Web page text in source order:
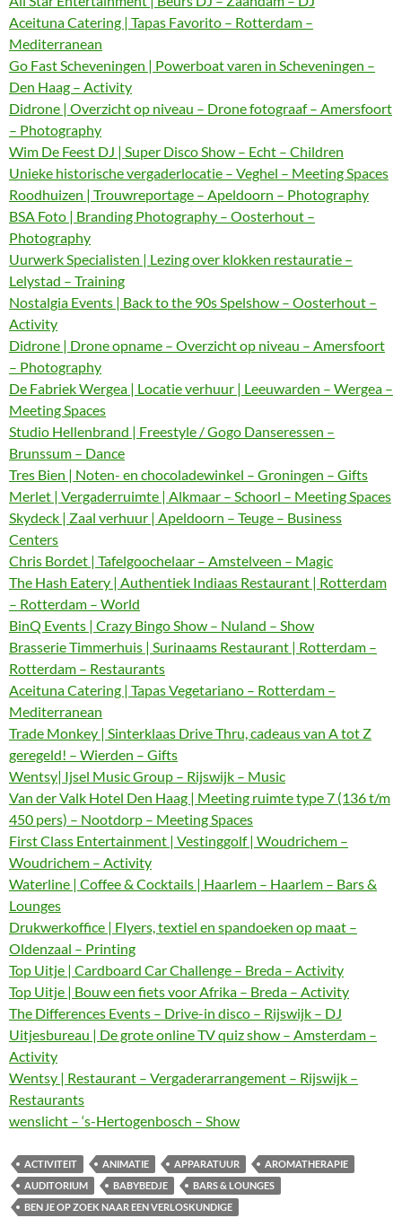
Aceituna Catering | Tapas Favorito – Rotterdam –
Mediterranean
Go Fast Scheveningen | Powerboat varen in Scheveningen –
Den Haag – Activity
Didrone | Overzicht op niveau – Drone fotograaf – Amersfoort
– Photography
Wim De Feest DJ | Super Disco Show – Echt – Children
Unieke historische vergaderlocatie – Veghel – Meeting Spaces
Roodhuizen | Trouwreportage – Apeldoorn – Photography
BSA Foto | Branding Photography – Oosterhout –
Photography
Uurwerk Specialisten | Lezing over klokken restauratie –
Lelystad – Training
Nostalgia Events | Back to the 90s Spelshow – Oosterhout –
Activity
Didrone | Drone opname – Overzicht op niveau – Amersfoort
– Photography
De Fabriek Wergea | Locatie verhuur | Leeuwarden – Wergea –
Meeting Spaces
Studio Hellenbrand | Freestyle / Gogo Danseressen –
Brunssum – Dance
Tres Bien | Noten- en chocoladewinkel – Groningen – Gifts
Merlet | Vergaderruimte | Alkmaar – Schoorl – Meeting Spaces
Skydeck | Zaal verhuur | Apeldoorn – Teuge – Business
Centers
Chris Bordet | Tafelgoochelaar – Amstelveen – Magic
The Hash Eatery | Authentiek Indiaas Restaurant | Rotterdam
– Rotterdam – World
BinQ Events | Crazy Bingo Show – Nuland – Show
Brasserie Timmerhuis | Surinaams Restaurant | Rotterdam –
Rotterdam – Restaurants
Aceituna Catering | Tapas Vegetariano – Rotterdam –
Mediterranean
Trade Monkey | Sinterklaas Drive Thru, cadeaus van A tot Z
geregeld! – Wierden – Gifts
Wentsy| Ijsel Music Group – Rijswijk – Music
Van der Valk Hotel Den Haag | Meeting ruimte type 7 (136 t/m
450 pers) – Nootdorp – Meeting Spaces
First Class Entertainment | Vestinggolf | Woudrichem –
Woudrichem – Activity
Waterline | Coffee & Cocktails | Haarlem – Haarlem – Bars &
Lounges
Drukwerkoffice | Flyers, textiel en spandoeken op maat –
Oldenzaal – Printing
Top Uitje | Cardboard Car Challenge – Breda – Activity
Top Uitje | Bouw een fiets voor Afrika – Breda – Activity
The Differences Events – Drive-in disco – Rijswijk – DJ
Uitjesbureau | De grote online TV quiz show – Amsterdam –
Activity
Wentsy | Restaurant – Vergaderarrangement – Rijswijk –
Restaurants
wenslicht – ‘s-Hertogenbosch – Show
ACTIVITEIT ANIMATIE APPARATUUR
AROMATHERAPIE
AUDITORIUM
BABYBEDJE
BARS & LOUNGES
BEN JE OP ZOEK NAAR EEN VERLOSKUNDIGE